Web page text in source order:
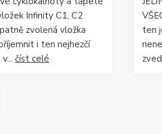
Infinity C1, C2
zvolená vložka
i ten nejhezčí
číst celé
ten